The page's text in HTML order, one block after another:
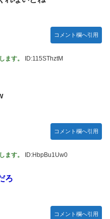
コメント欄へ引用
ます。 ID:115SThztM
コメント欄へ引用
ます。 ID:HbpBu1Uw0
ろ
コメント欄へ引用